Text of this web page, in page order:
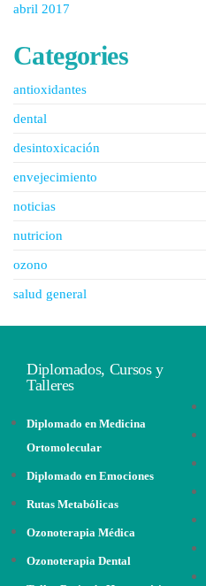
abril 2017
Categories
antioxidantes
dental
desintoxicación
envejecimiento
noticias
nutricion
ozono
salud general
Diplomados, Cursos y
Talleres
Diplomado en Medicina
Ortomolecular
Diplomado en Emociones
Rutas Metabólicas
Ozonoterapia Médica
Ozonoterapia Dental